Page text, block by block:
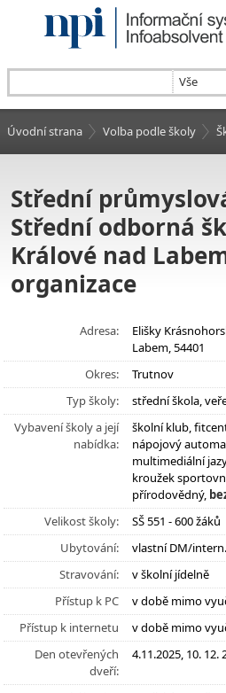
Úvodní strana Volba podle školy
Střední
Střední odborná
Králové nad
organizace
Adresa:
Elišky
Labem, 54401
Okres:
Trutnov
Typ školy:
střední škola,
Vybavení školy a její
nabídka:
školní klub,
nápojový
multimediální
kroužek
přírodovědný,
Velikost školy:
SŠ 551 - 600 žáků
Ubytování:
vlastní DM/
Stravování:
v školní jídelně
Přístup k PC
v době mimo
Přístup k internetu
v době mimo
Den otevřených
dveří:
4.11.2025, 10. 12.